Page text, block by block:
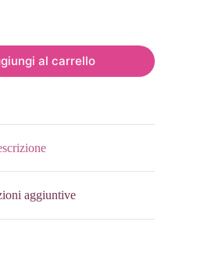
al carrello
aggiuntive